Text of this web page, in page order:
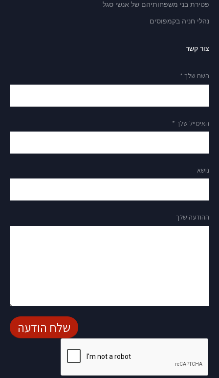
פטירת בני משפחותיהם של אנשי סגל
נהלי חניה בקמפוסים
צור קשר
השם שלך *
האימייל שלך *
נושא
ההודעה שלך